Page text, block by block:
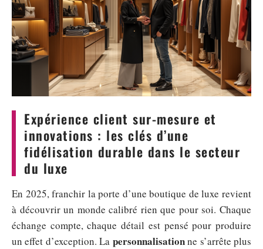
Expérience client sur-mesure et
innovations : les clés d’une
fidélisation durable dans le secteur
du luxe
En 2025, franchir la porte d’une boutique de luxe revient
à découvrir un monde calibré rien que pour soi. Chaque
échange compte, chaque détail est pensé pour produire
un effet d’exception. La personnalisationne s’arrête plus